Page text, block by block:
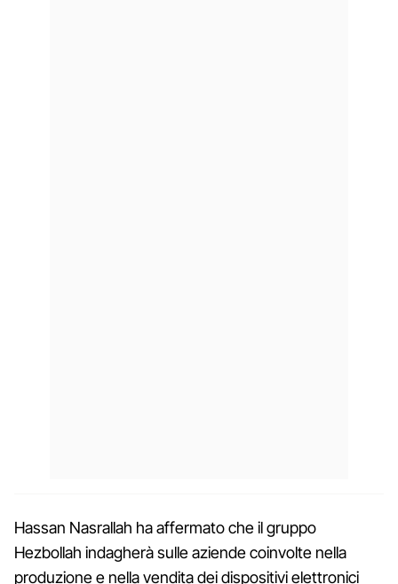
Hassan Nasrallah ha affermato che il gruppo
Hezbollah indagherà sulle aziende coinvolte nella
produzione e nella vendita dei dispositivi elettronici